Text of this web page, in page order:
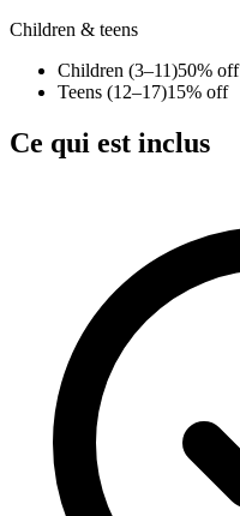
Children & teens
Children (3–11)50% off
Teens (12–17)15% off
Ce qui est inclus